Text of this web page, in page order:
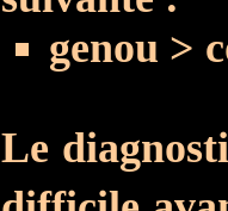
genou >
Le